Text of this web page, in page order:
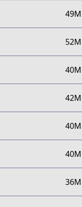
49M
52M
40M
42M
40M
40M
36M